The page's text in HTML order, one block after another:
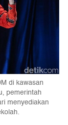
di kawasan
pemerintah
menyediakan